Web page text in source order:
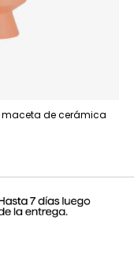
maceta de cerámica